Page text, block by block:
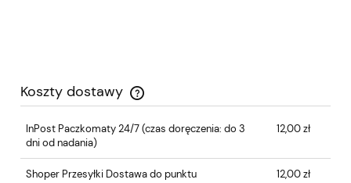
Koszty dostawy
Cena nie zawiera ewentualnych kosztów płatności
InPost Paczkomaty 24/7(czas doręczenia: do 3
dni od nadania)
12,00 zł
Shoper Przesyłki Dostawa do punktu 12,00 zł